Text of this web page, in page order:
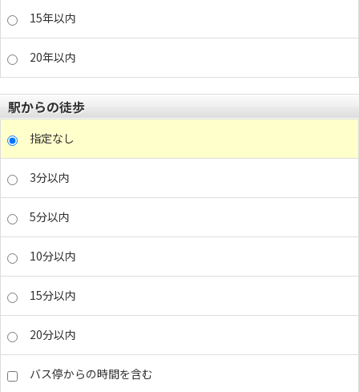
15年以内
20年以内
駅からの徒歩
指定なし
3分以内
5分以内
10分以内
15分以内
20分以内
バス停からの時間を含む